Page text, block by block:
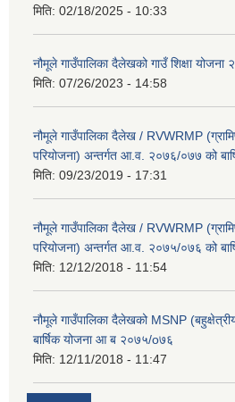
मिति: 02/18/2025 - 10:33
नौमूले गाउँपालिका दैलेखको गाउँ शिक्षा
मिति: 07/26/2023 - 14:58
नौमूले गाउँपालिका दैलेख / RVWRMP
परियोजना) अन्तर्गत आ.व. २०७६/०७७ को
मिति: 09/23/2019 - 17:31
नौमूले गाउँपालिका दैलेख / RVWRMP
परियोजना) अन्तर्गत आ.व. २०७५/०७६ को
मिति: 12/12/2018 - 11:54
नौमूले गाउँपालिका दैलेखको MSNP
बार्षिक योजना आ ब २०७५/o७६
मिति: 12/11/2018 - 11:47